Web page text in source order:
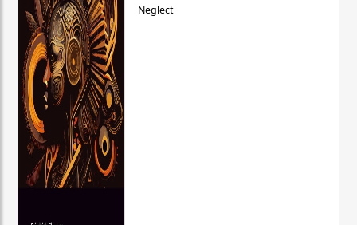
Neglect